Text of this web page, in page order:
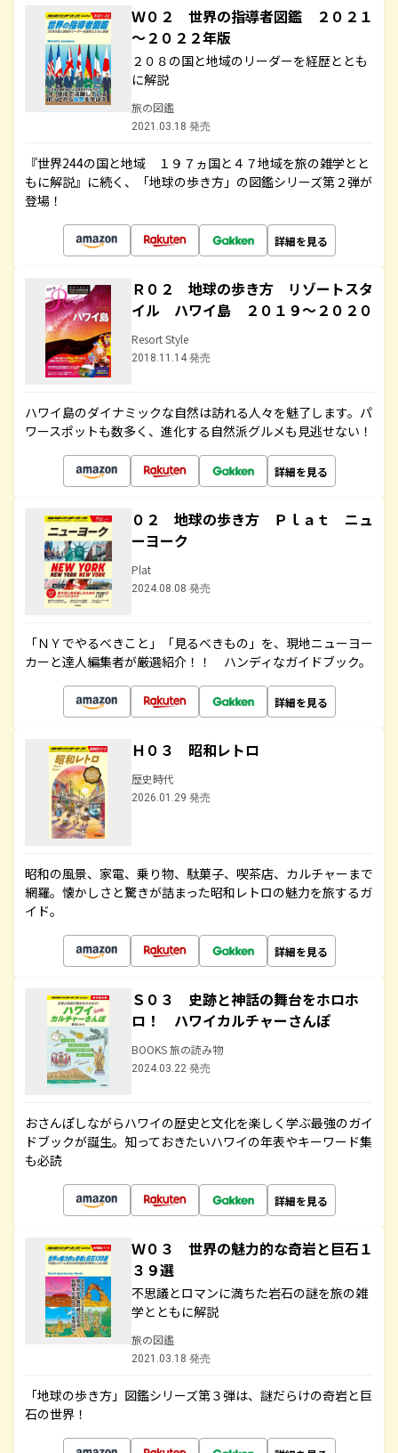
Ｗ０２ 世界の指導者図鑑 ２０２１
～２０２２年版
２０８の国と地域のリーダーを経歴ととも
に解説
旅の図鑑
2021.03.18 発売
『世界244の国と地域 １９７ヵ国と４７地域を旅の雑学とと
もに解説』に続く、「地球の歩き方」の図鑑シリーズ第２弾が
登場！
詳細を見る
Ｒ０２ 地球の歩き方 リゾートスタ
イル ハワイ島 ２０１９～２０２０
Resort Style
2018.11.14 発売
ハワイ島のダイナミックな自然は訪れる人々を魅了します。パ
ワースポットも数多く、進化する自然派グルメも見逃せない！
詳細を見る
０２ 地球の歩き方 Ｐｌａｔ ニュ
ーヨーク
Plat
2024.08.08 発売
「ＮＹでやるべきこと」「見るべきもの」を、現地ニューヨー
カーと達人編集者が厳選紹介！！ ハンディなガイドブック。
詳細を見る
Ｈ０３ 昭和レトロ
歴史時代
2026.01.29 発売
昭和の風景、家電、乗り物、駄菓子、喫茶店、カルチャーまで
網羅。懐かしさと驚きが詰まった昭和レトロの魅力を旅するガ
イド。
詳細を見る
Ｓ０３ 史跡と神話の舞台をホロホ
ロ！ ハワイカルチャーさんぽ
BOOKS 旅の読み物
2024.03.22 発売
おさんぽしながらハワイの歴史と文化を楽しく学ぶ最強のガイ
ドブックが誕生。知っておきたいハワイの年表やキーワード集
も必読
詳細を見る
Ｗ０３ 世界の魅力的な奇岩と巨石１
３９選
不思議とロマンに満ちた岩石の謎を旅の雑
学とともに解説
旅の図鑑
2021.03.18 発売
「地球の歩き方」図鑑シリーズ第３弾は、謎だらけの奇岩と巨
石の世界！